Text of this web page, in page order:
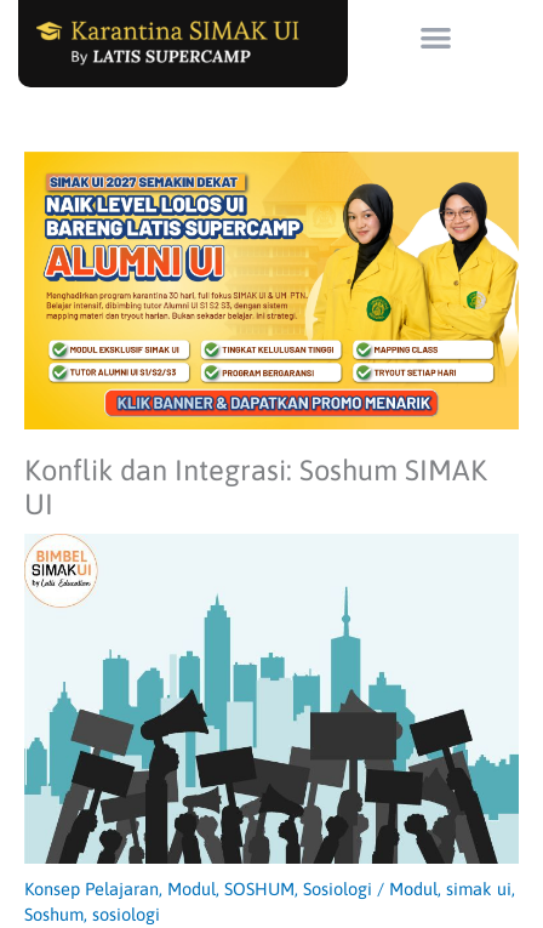
Konflik dan Integrasi: Soshum SIMAK
UI
Konsep Pelajaran, Modul, SOSHUM, Sosiologi / Modul, simak ui,
Soshum, sosiologi